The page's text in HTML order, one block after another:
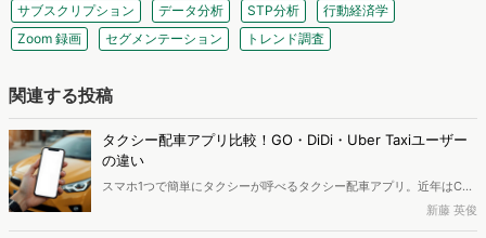
サブスクリプション
データ分析 STP分析
行動経済学
Zoom 録画
セグメンテーション トレンド調査
関連する投稿
タクシー配車アプリ比較！GO・DiDi・Uber Taxiユーザー
の違い
スマホ1つで簡単にタクシーが呼べるタクシー配車アプリ。近年はCM
などでの露出も増え、規模を拡大しています。一方、複数のアプリが
新藤 英俊